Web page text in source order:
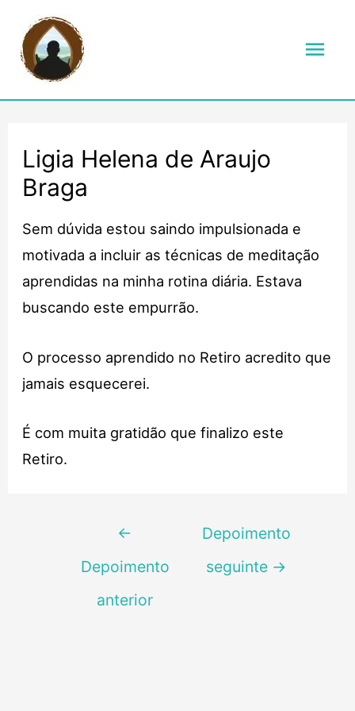
Ligia Helena de Araujo
Braga
Sem dúvida estou saindo impulsionada e
motivada a incluir as técnicas de meditação
aprendidas na minha rotina diária. Estava
buscando este empurrão.
O processo aprendido no Retiro acredito que
jamais esquecerei.
É com muita gratidão que finalizo este
Retiro.
Navegação
Post
←
Depoimento
anterior
Depoimento
seguinte →